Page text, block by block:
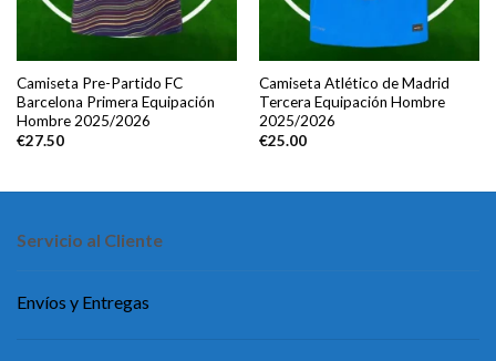
Camiseta Pre-Partido FC
Barcelona Primera Equipación
Hombre 2025/2026
€27.50
Camiseta Atlético de Madrid
Tercera Equipación Hombre
2025/2026
€25.00
Servicio al Cliente
Envíos y Entregas